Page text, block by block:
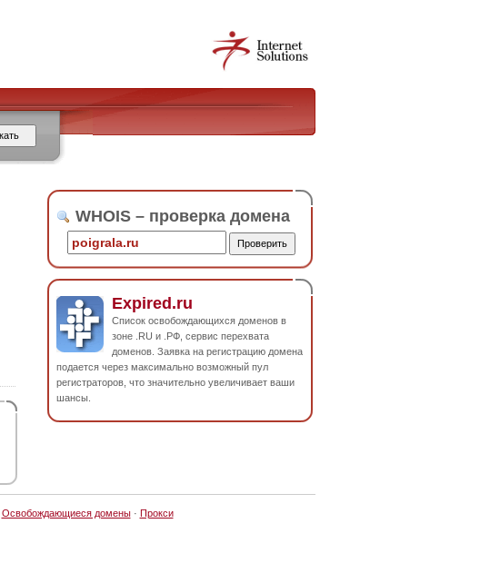
WHOIS – проверка домена
Expired.ru
Список освобождающихся доменов в
зоне .RU и .РФ, сервис перехвата
доменов. Заявка на регистрацию домена
подается через максимально возможный пул
регистраторов, что значительно увеличивает ваши
шансы.
Освобождающиеся домены· Прокси